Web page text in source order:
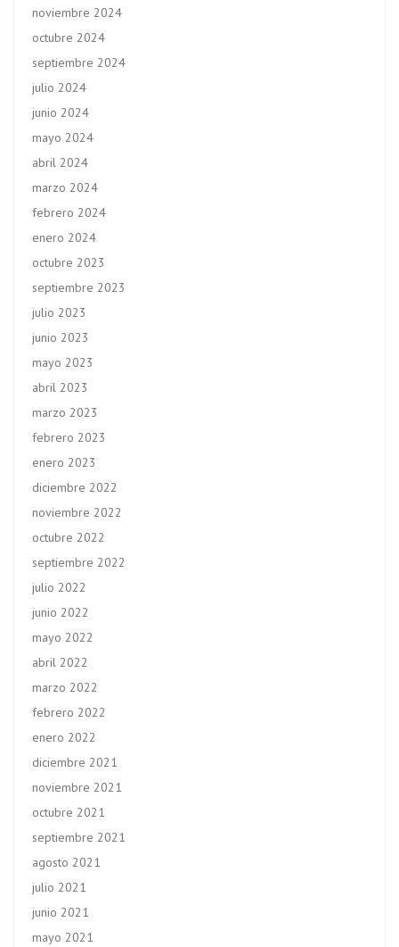
noviembre 2024
octubre 2024
septiembre 2024
julio 2024
junio 2024
mayo 2024
abril 2024
marzo 2024
febrero 2024
enero 2024
octubre 2023
septiembre 2023
julio 2023
junio 2023
mayo 2023
abril 2023
marzo 2023
febrero 2023
enero 2023
diciembre 2022
noviembre 2022
octubre 2022
septiembre 2022
julio 2022
junio 2022
mayo 2022
abril 2022
marzo 2022
febrero 2022
enero 2022
diciembre 2021
noviembre 2021
octubre 2021
septiembre 2021
agosto 2021
julio 2021
junio 2021
mayo 2021